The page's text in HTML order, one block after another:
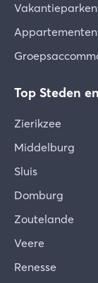
Top Steden
Zierikzee
Middelburg
Sluis
Domburg
Zoutelande
Veere
Renesse